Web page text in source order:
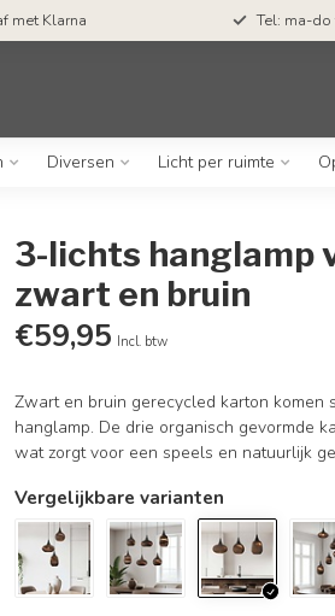
met Klarna Tel: ma-
Diversen Licht per ruimte
3-lichts hanglamp
zwart en bruin
€59,95 Incl. btw
Zwart en bruin gerecycled karton komen
hanglamp. De drie organisch gevormde
wat zorgt voor een speels en natuurlijk
Vergelijkbare varianten